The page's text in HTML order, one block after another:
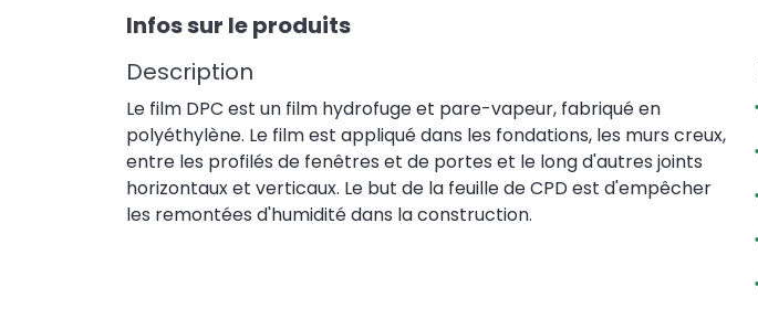
Infos sur le produits
Description
Le film DPC est un film hydrofuge et pare-vapeur, fabriqué en
polyéthylène. Le film est appliqué dans les fondations, les murs creux,
entre les profilés de fenêtres et de portes et le long d'autres joints
horizontaux et verticaux. Le but de la feuille de CPD est d'empêcher
les remontées d'humidité dans la construction.